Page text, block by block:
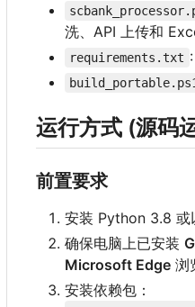
洗、API 上传和
requirements.txt
运行方式 (源码
前置要求
安装 Python 3.8 或
确保电脑上已安装
Microsoft Edge 浏
安装依赖包：